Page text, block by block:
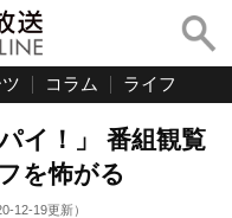
コラム ライフ
イ！」 番組観覧
を怖がる
12-19更新）